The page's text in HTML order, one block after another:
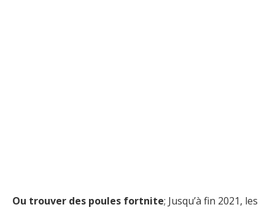
Ou trouver des poules fortnite; Jusqu’à fin 2021, les